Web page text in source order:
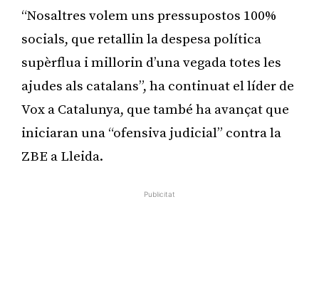
“Nosaltres volem uns pressupostos 100%
socials, que retallin la despesa política
supèrflua i millorin d’una vegada totes les
ajudes als catalans”, ha continuat el líder de
Vox a Catalunya, que també ha avançat que
iniciaran una “ofensiva judicial” contra la
ZBE a Lleida.
Publicitat